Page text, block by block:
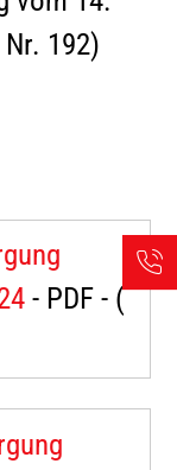
192)
- PDF - (